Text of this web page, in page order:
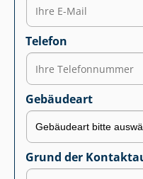
Telefon
Gebäudeart
Grund der